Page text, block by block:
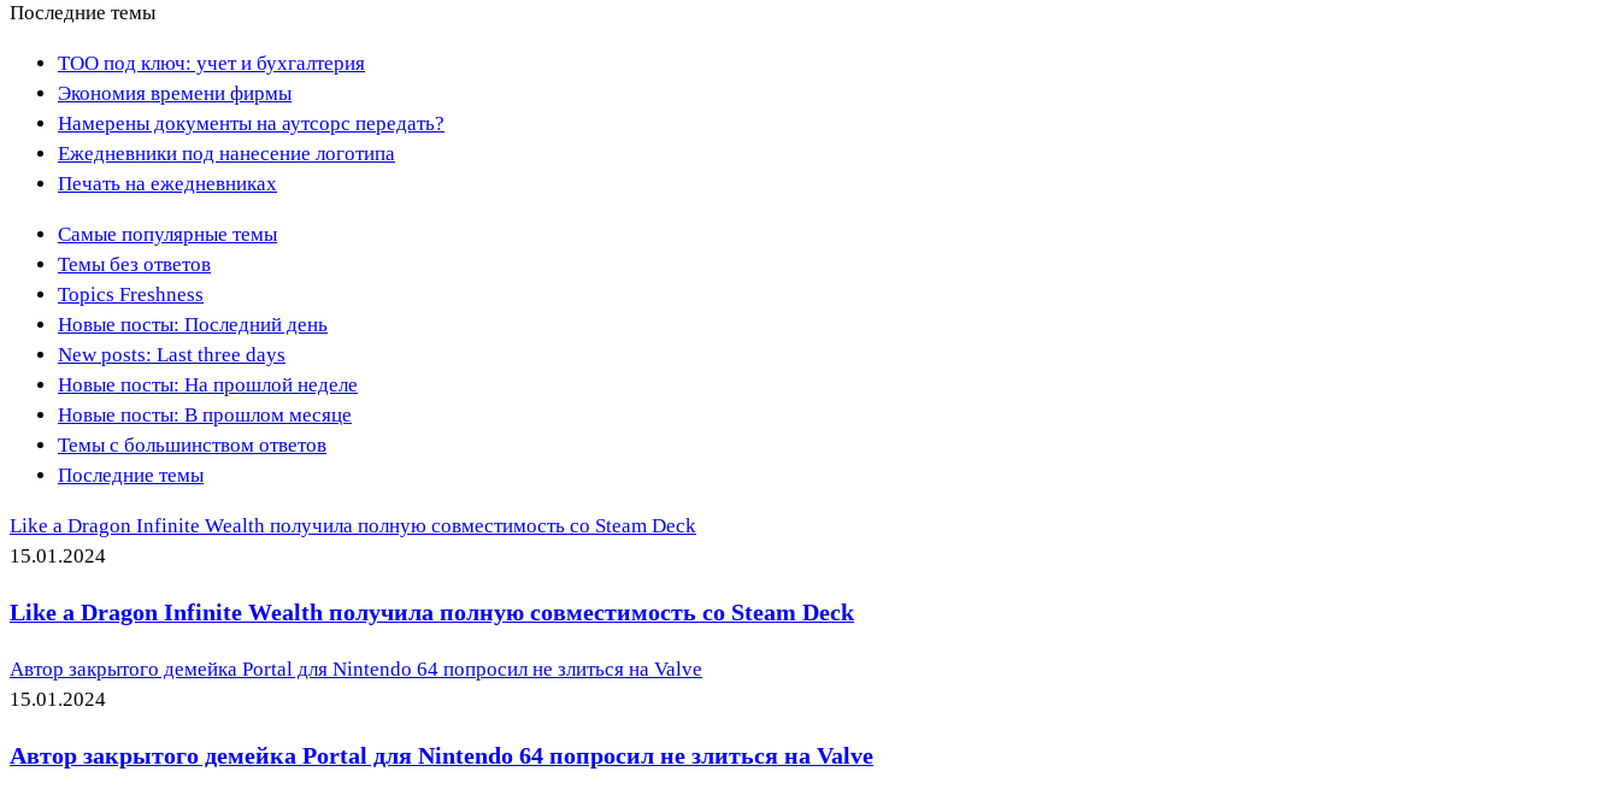
Последние темы
ТОО под ключ: учет и бухгалтерия
Экономия времени фирмы
Намерены документы на аутсорс передать?
Ежедневники под нанесение логотипа
Печать на ежедневниках
Самые популярные темы
Темы без ответов
Topics Freshness
Новые посты: Последний день
New posts: Last three days
Новые посты: На прошлой неделе
Новые посты: В прошлом месяце
Темы с большинством ответов
Последние темы
Like a Dragon Infinite Wealth получила полную совместимость со Steam Deck
15.01.2024
Like a Dragon Infinite Wealth получила полную совместимость со Steam Deck
Автор закрытого демейка Portal для Nintendo 64 попросил не злиться на Valve
15.01.2024
Автор закрытого демейка Portal для Nintendo 64 попросил не злиться на Valve